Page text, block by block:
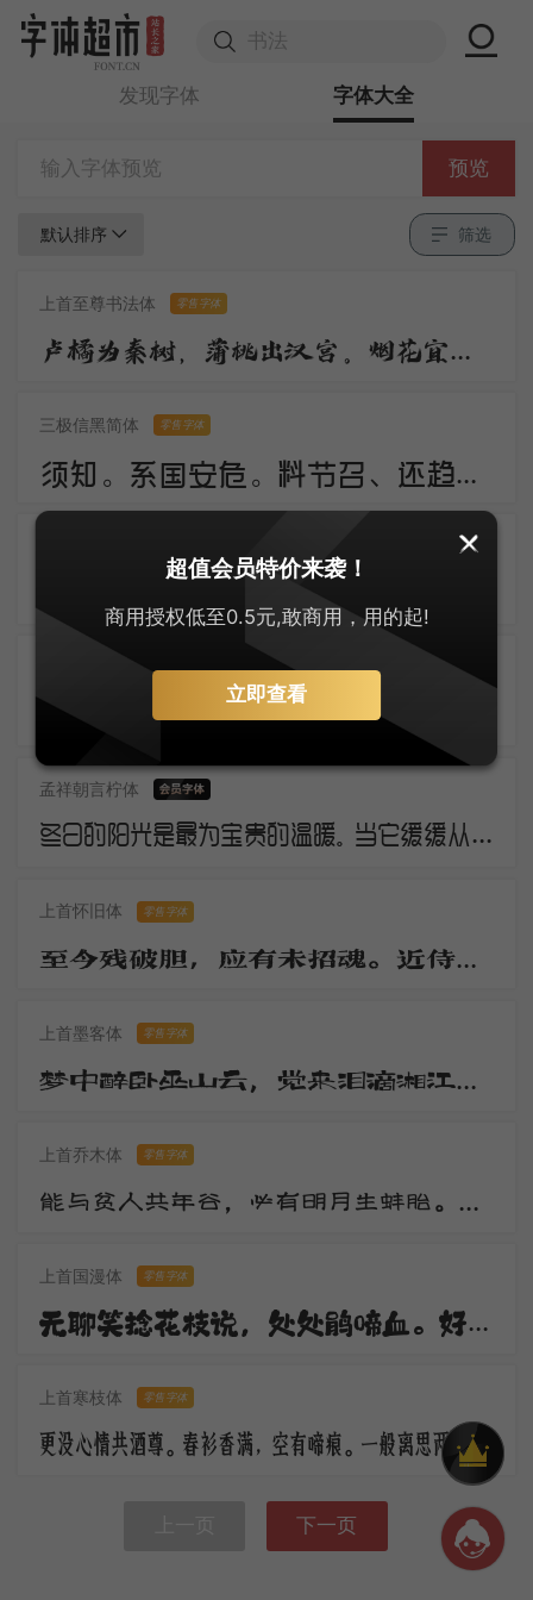
发现字体 字体大全
预览
默认排序 筛选
上首至尊书法体 零售字体
卢橘为秦树，蒲桃出汉宫。烟花宜落日，丝管醉春风。笛奏龙吟水，箫鸣凤下空。君王多乐事，还与万方同。
三极信黑简体 零售字体
须知。系国安危。料节召、还趋浴凤池。且代工施化，持钧播泽，置盂天下，此外何思。素卷书名，赤松游道，飙驭云軿仙可期。湖山美，有啼猿唳鹤，相望东归。
零售字体
孟祥朝言柠体
冬日的阳光是最为宝贵的温暖。当它缓缓从地平线上冒出，万物仿佛都被唤醒了。虽然空气仍然寒冷，但是阳光的温暖让人们感觉到了春天的气息。这是冬日的独特之处，冷冽而温暖，让人欲罢不能。
上首怀旧体 零售字体
至今残破胆，应有未招魂。近侍归京邑，移官岂至尊。无才日衰老，驻马望千门。
上首墨客体 零售字体
梦中醉卧巫山云，觉来泪滴湘江水。湘江两岸花木深，美人不见愁人心。含愁更奏绿绮琴，调高弦绝无知音。
上首乔木体 零售字体
能与贫人共年谷，必有明月生蚌胎。山随宴坐图画出，水作夜窗风雨来。观水观山皆得妙，更将何物污灵台。
上首国漫体 零售字体
无聊笑捻花枝说，处处鹃啼血。好花须映好楼台，休傍秦关蜀栈战场开。倚楼极目深愁绪，更对东风语。
上首寒枝体 零售字体
更没心情共酒尊。春衫香满，空有啼痕。一般离思两销魂，马上黄昏，楼上黄昏。
下一页
超值会员特价来袭！
商用授权低至0.5元,敢商用，用的起!
立即查看